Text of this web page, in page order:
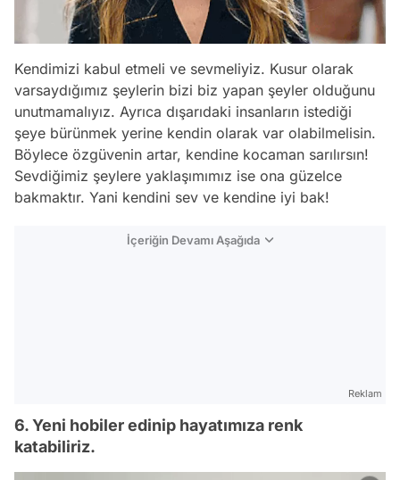
Kendimizi kabul etmeli ve sevmeliyiz. Kusur olarak
varsaydığımız şeylerin bizi biz yapan şeyler olduğunu
unutmamalıyız. Ayrıca dışarıdaki insanların istediği
şeye bürünmek yerine kendin olarak var olabilmelisin.
Böylece özgüvenin artar, kendine kocaman sarılırsın!
Sevdiğimiz şeylere yaklaşımımız ise ona güzelce
bakmaktır. Yani kendini sev ve kendine iyi bak!
İçeriğin Devamı Aşağıda
Reklam
6. Yeni hobiler edinip hayatımıza renk
katabiliriz.